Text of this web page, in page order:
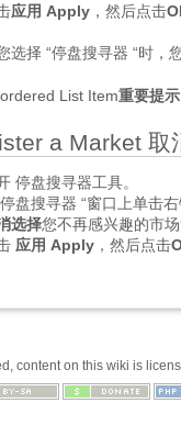
应用 Apply ，然后点击
选择 “停盘搜寻器 “时，
List Item重要提示
a Market 取
停盘搜寻器工具。
盘搜寻器 “窗口上单击
选择您不再感兴趣的市场
应用 Apply ，然后点击
content on this wiki is